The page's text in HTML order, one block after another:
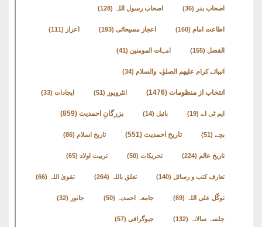
اصحاب بدر(36) اصحاب رسول اللہ (128)
اطاعت امام(160) اعجاز مسیحائی (193) اعزاز
امہات المومنین(41)
انبیائے کرام علیھم الصلوٰۃ والسلام(34)
انتخاب از منظومات(1476) انٹرویوز ایجادات
(19) بائبل بزرگانِ احمدیت(859)
تاریخ احمدیت(551) تاریخ اسلام(86)
تاریخ عالم(224) تحریکات (50) تربیت اولاد(65)
تعارف کتب و رسائل(140) تعلق باللہ(264) تقویٰ اللہ(66)
توکّل علی اللہ (69) جامعہ احمدیہ(50) جانور
جلسہ سالانہ(132) جیوگرافی(57)